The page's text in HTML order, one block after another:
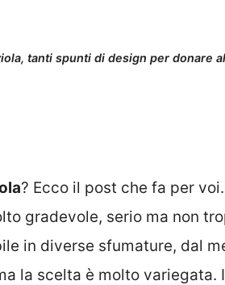
tanti spunti di design per donare
? Ecco il post che fa per
gradevole, serio ma non
in diverse sfumature, dal
la scelta è molto variegata.